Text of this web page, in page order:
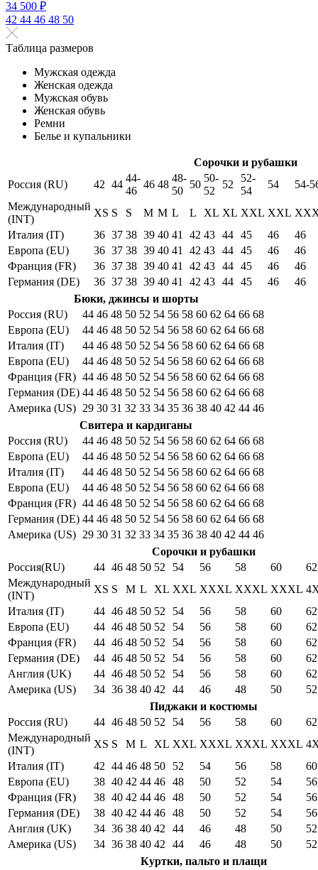
34 500 ₽
42 44 46 48 50
Таблица размеров
Мужская одежда
Женская одежда
Мужская обувь
Женская обувь
Ремни
Белье и купальники
Сорочки и рубашки
Россия (RU)
42 44
44-
46
46 48
48-
50
50
50-
52
52
52-
54
54
54-
Международный
(INT)
XS S S M M L L XL XL XXL XXL
Италия (IT)
36 37 38 39 40 41 42 43 44 45 46
46
Европа (EU)
36 37 38 39 40 41 42 43 44 45 46
46
Франция (FR)
36 37 38 39 40 41 42 43 44 45 46
46
Германия (DE)
36 37 38 39 40 41 42 43 44 45 46
46
Бюки, джинсы и шорты
Россия (RU)
44 46 48 50 52 54 56 58 60 62 64 66 68
Европа (EU)
44 46 48 50 52 54 56 58 60 62 64 66 68
Италия (IT)
44 46 48 50 52 54 56 58 60 62 64 66 68
Европа (EU)
44 46 48 50 52 54 56 58 60 62 64 66 68
Франция (FR) 44 46 48 50 52 54 56 58 60 62 64 66 68
Германия (DE) 44 46 48 50 52 54 56 58 60 62 64 66 68
Америка (US) 29 30 31 32 33 34 35 36 38 40 42 44 46
Свитера и кардиганы
Россия (RU)
44 46 48 50 52 54 56 58 60 62 64 66 68
Европа (EU)
44 46 48 50 52 54 56 58 60 62 64 66 68
Италия (IT)
44 46 48 50 52 54 56 58 60 62 64 66 68
Европа (EU)
44 46 48 50 52 54 56 58 60 62 64 66 68
Франция (FR) 44 46 48 50 52 54 56 58 60 62 64 66 68
Германия (DE) 44 46 48 50 52 54 56 58 60 62 64 66 68
Америка (US) 29 30 31 32 33 34 35 36 38 40 42 44 46
Сорочки и рубашки
Россия(RU)
44 46 48 50 52 54 56 58 60
62
Международный
(INT)
XS S M L XL XXL XXXL XXXL XXXL
Италия (IT)
44 46 48 50 52 54 56 58 60
62
Европа (EU)
44 46 48 50 52 54 56 58 60
62
Франция (FR)
44 46 48 50 52 54 56 58 60
62
Германия (DE)
44 46 48 50 52 54 56 58 60
62
Англия (UK)
44 46 48 50 52 54 56 58 60
62
Америка (US)
34 36 38 40 42 44 46 48 50
52
Пиджаки и костюмы
Россия (RU)
44 46 48 50 52 54 56 58 60
62
Международный
(INT)
XS S M L XL XXL XXXL XXXL XXXL
Италия (IT)
42 44 46 48 50 52 54 56 58
60
Европа (EU)
38 40 42 44 46 48 50 52 54
56
Франция (FR)
38 40 42 44 46 48 50 52 54
56
Германия (DE)
38 40 42 44 46 48 50 52 54
56
Англия (UK)
34 36 38 40 42 44 46 48 50
52
Америка (US)
34 36 38 40 42 44 46 48 50
52
Куртки, пальто и плащи